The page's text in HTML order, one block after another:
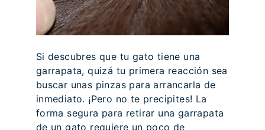
Si descubres que tu gato tiene una
garrapata, quizá tu primera reacción sea
buscar unas pinzas para arrancarla de
inmediato. ¡Pero no te precipites! La
forma segura para retirar una garrapata
de un gato requiere un poco de